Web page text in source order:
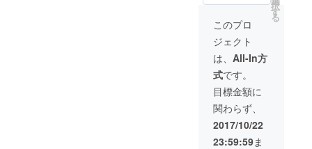
グ レコ発コン
サートペア券
(2018年1月下旬
仙台で予定）・
サイン入りオリ
ジナルポスト
カード コンサー
ト会場にて記念
撮影(コンサート
終了後、出演者
択
す
る
このプロ
ジェクト
は、 All-In方
式です。
目標金額に
関わらず、
2017/10/22
23:59:59ま